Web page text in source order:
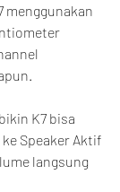
menggunakan
K7 bisa
Speaker Aktif
langsung